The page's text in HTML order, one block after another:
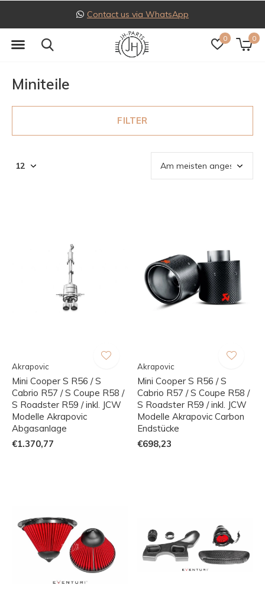
0 0
Follow us on Instagram
Miniteile
FILTER
Akrapovic
Mini Cooper S R56 / S
Cabrio R57 / S Coupe R58 /
S Roadster R59 / inkl. JCW
Modelle Akrapovic
Abgasanlage
€1.370,77
Akrapovic
Mini Cooper S R56 / S
Cabrio R57 / S Coupe R58 /
S Roadster R59 / inkl. JCW
Modelle Akrapovic Carbon
Endstücke
€698,23